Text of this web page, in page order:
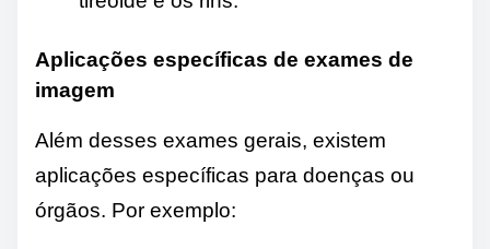
Aplicações específicas de exames de
imagem
Além desses exames gerais, existem
aplicações específicas para doenças ou
órgãos. Por exemplo: